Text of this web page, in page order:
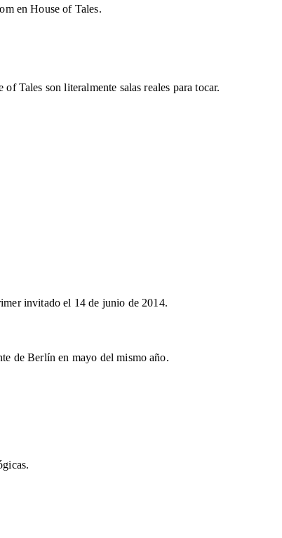
en House of Tales.
Tales son literalmente salas reales para tocar.
invitado el 14 de junio de 2014.
de Berlín en mayo del mismo año.